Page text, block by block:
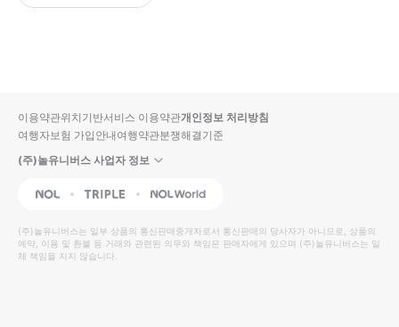
입니
다.
높
은
순
동
영
상
순
상
이용약관위치기반서비스 이용약관개인정보 처리방침
여행자보험 가입안내여행약관분쟁해결기준
(주)놀유니버스 사업자 정보
NOL Triple Interpark Global
(주)놀유니버스는 일부 상품의 통신판매중개자로서 통신판매의 당사자가 아니므로, 상품의
예약, 이용 및 환불 등 거래와 관련된 의무와 책임은 판매자에게 있으며 (주)놀유니버스는 일
체 책임을 지지 않습니다.